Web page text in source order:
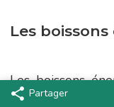
Les
Les boissons
chatsPartager